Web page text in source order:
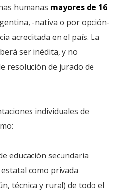
humanas mayores de 16
-nativa o por opción-
acreditada en el país. La
ser inédita, y no
resolución de jurado de
individuales de
educación secundaria
como privada
técnica y rural) de todo el